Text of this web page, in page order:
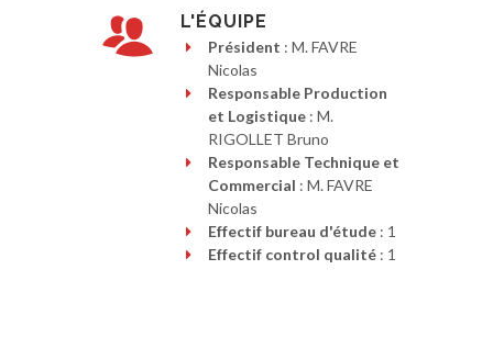
L'ÉQUIPE
Président : M. FAVRE
Nicolas
Responsable Production
et Logistique: M.
RIGOLLET Bruno
Responsable Technique et
Commercial : M. FAVRE
Nicolas
Effectif bureau d'étude: 1
Effectif control qualité: 1